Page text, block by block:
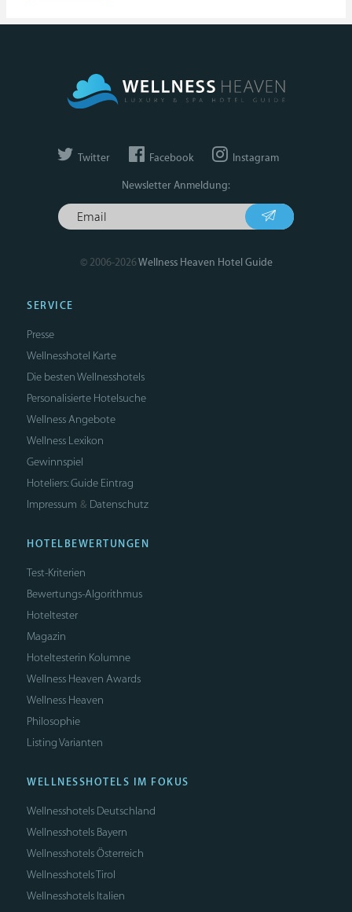
Twitter Facebook Instagram
Newsletter Anmeldung:
© 2006-2026Wellness Heaven Hotel Guide
SERVICE
Presse
Wellnesshotel Karte
Die besten Wellnesshotels
Personalisierte Hotelsuche
Wellness Angebote
Wellness Lexikon
Gewinnspiel
Hoteliers: Guide Eintrag
Impressum & Datenschutz
HOTELBEWERTUNGEN
Test-Kriterien
Bewertungs-Algorithmus
Hoteltester
Magazin
Hoteltesterin Kolumne
Wellness Heaven Awards
Wellness Heaven
Philosophie
Listing Varianten
WELLNESSHOTELS IM FOKUS
Wellnesshotels Deutschland
Wellnesshotels Bayern
Wellnesshotels Österreich
Wellnesshotels Tirol
Wellnesshotels Italien